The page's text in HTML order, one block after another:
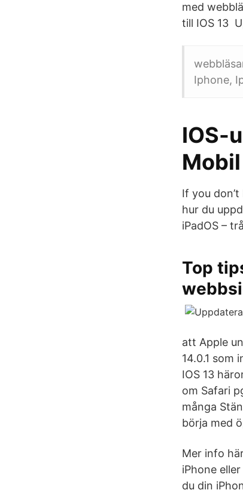
med
till IOS 13
Iphone,
IOS-
Mobil
If you
hur du
iPadOS –
Top
att Apple
14.0.1 som
IOS 13
om Safari
många
börja med
Mer info
iPhone
du din